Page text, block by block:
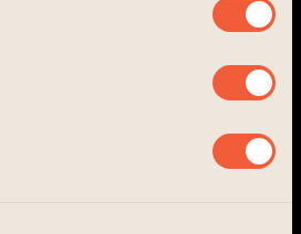
avoinna ti-to klo 15-